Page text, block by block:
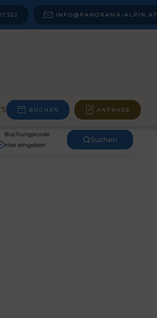
INFO@PANORAMA-ALPIN.AT
BUCHEN ANFRAGE
Buchungscode
Suchen